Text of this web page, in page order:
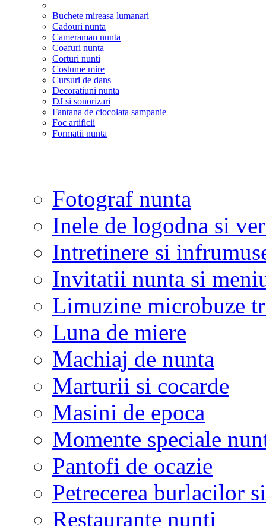
Buchete mireasa lumanari
Cadouri nunta
Cameraman nunta
Coafuri nunta
Corturi nunti
Costume mire
Cursuri de dans
Decoratiuni nunta
DJ si sonorizari
Fantana de ciocolata sampanie
Foc artificii
Formatii nunta
Fotograf nunta
Inele de logodna si
Intretinere si
Invitatii nunta si
Limuzine microbuze
Luna de miere
Machiaj de nunta
Marturii si cocarde
Masini de epoca
Momente speciale
Pantofi de ocazie
Petrecerea burlacilor
Restaurante nunti